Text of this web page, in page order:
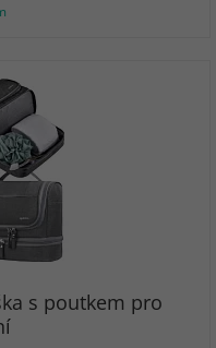
s poutkem pro